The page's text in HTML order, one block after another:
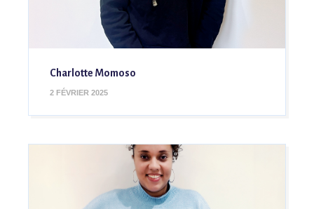
Charlotte Momoso
2 FÉVRIER 2025